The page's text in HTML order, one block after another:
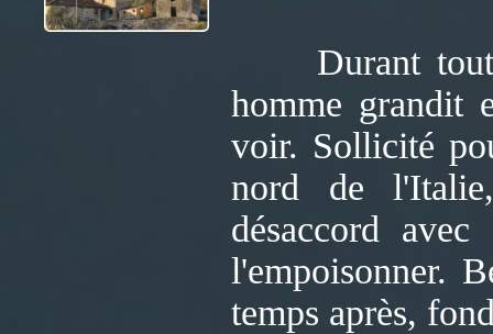
Durant toute
homme grandit
voir. Sollicité
nord de
désaccord
l'empoisonner.
temps après,